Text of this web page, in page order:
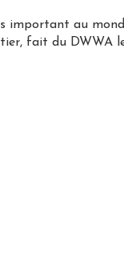
au
fait du DWWA